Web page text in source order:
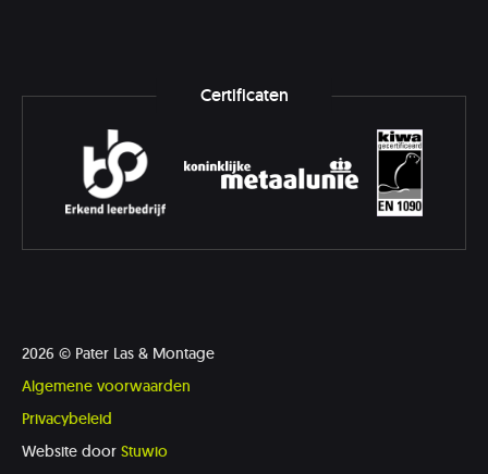
2026 © Pater Las & Montage
Algemene voorwaarden
Privacybeleid
Website door Stuwio